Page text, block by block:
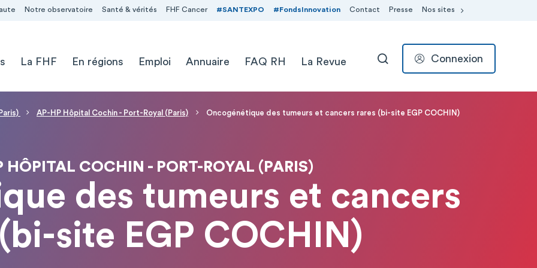
Notre observatoire Santé & vérités FHF Cancer #SANTEXPO #FondsInnovation Contact Presse Nos sites
La FHF En régions Emploi Annuaire FAQ RH La Revue RECHERCHER
Connexion
AP-HP Hôpital Cochin - Port-Royal (Paris) Oncogénétique des tumeurs et cancers rares (bi-site EGP COCHIN)
HÔPITAL COCHIN - PORT-ROYAL (PARIS)
des tumeurs et cancers
site EGP COCHIN)